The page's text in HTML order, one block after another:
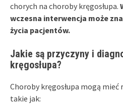
chorych na choroby kręgosłupa.
wczesna interwencja może
życia pacjentów.
Jakie są przyczyny i
kręgosłupa?
Choroby kręgosłupa mogą mieć
takie jak: